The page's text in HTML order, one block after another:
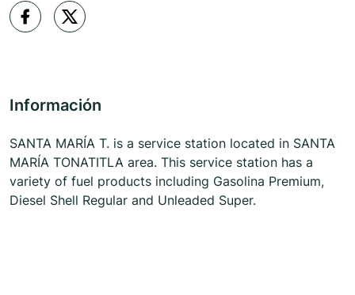
Información
SANTA MARÍA T. is a service station located in SANTA
MARÍA TONATITLA area. This service station has a
variety of fuel products including Gasolina Premium,
Diesel Shell Regular and Unleaded Super.